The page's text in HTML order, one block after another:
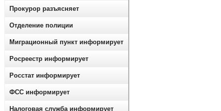
Прокурор разъясняет
Отделение полиции
Миграционный пункт информирует
Росреестр информирует
Росстат информирует
ФСС информирует
Налоговая служба информирует